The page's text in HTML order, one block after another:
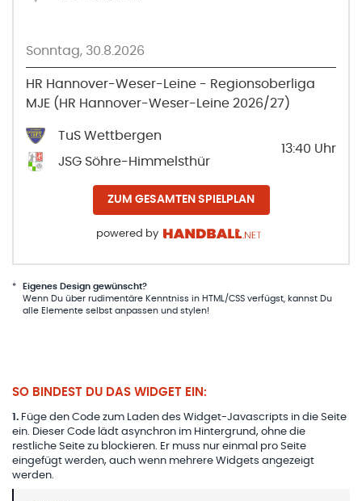
Sonntag, 30.8.2026
HR Hannover-Weser-Leine - Regionsoberliga
MJE (HR Hannover-Weser-Leine 2026/27)
TuS Wettbergen
JSG Söhre-Himmelsthür
13:40 Uhr
ZUM GESAMTEN SPIELPLAN
powered by
*
Eigenes Design gewünscht?
Wenn Du über rudimentäre Kenntniss in HTML/CSS verfügst, kannst Du
alle Elemente selbst anpassen und stylen!
SO BINDEST DU DAS WIDGET EIN:
1 . Füge den Code zum Laden des Widget-Javascripts in die Seite
ein. Dieser Code lädt asynchron im Hintergrund, ohne die
restliche Seite zu blockieren. Er muss nur einmal pro Seite
eingefügt werden, auch wenn mehrere Widgets angezeigt
werden.